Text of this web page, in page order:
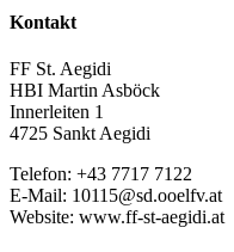
Kontakt
FF St. Aegidi
HBI Martin Asböck
Innerleiten 1
4725 Sankt Aegidi
Telefon: +43 7717 7122
E-Mail: 10115@sd.ooelfv.at
Website: www.ff-st-aegidi.at